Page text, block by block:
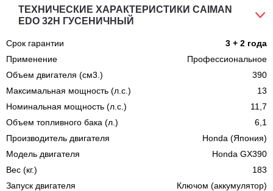
ТЕХНИЧЕСКИЕ ХАРАКТЕРИСТИКИ CAIMAN
EDO 32H ГУСЕНИЧНЫЙ
Срок гарантии
3 + 2 года
Применение
Профессиональное
Объем двигателя (см3.)
390
Максимальная мощность (л.с.)
13
Номинальная мощность (л.с.)
11,7
Объем топливного бака (л.)
6,1
Производитель двигателя
Honda (Япония)
Модель двигателя
Honda GX390
Вес (кг.)
183
Запуск двигателя
Ключом (аккумулятор)